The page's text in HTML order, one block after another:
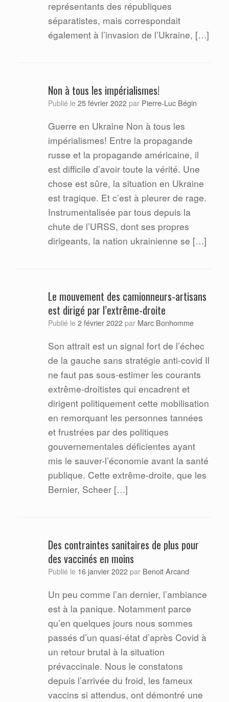
représentants des républiques
séparatistes, mais correspondait
également à l’invasion de l’Ukraine, […]
Non à tous les impérialismes!
Publié le 25 février 2022 par Pierre-Luc Bégin
Guerre en Ukraine Non à tous les
impérialismes! Entre la propagande
russe et la propagande américaine, il
est difficile d’avoir toute la vérité. Une
chose est sûre, la situation en Ukraine
est tragique. Et c’est à pleurer de rage.
Instrumentalisée par tous depuis la
chute de l’URSS, dont ses propres
dirigeants, la nation ukrainienne se […]
Le mouvement des camionneurs-artisans
est dirigé par l’extrême-droite
Publié le 2 février 2022 par Marc Bonhomme
Son attrait est un signal fort de l’échec
de la gauche sans stratégie anti-covid Il
ne faut pas sous-estimer les courants
extrême-droitistes qui encadrent et
dirigent politiquement cette mobilisation
en remorquant les personnes tannées
et frustrées par des politiques
gouvernementales déficientes ayant
mis le sauver-l’économie avant la santé
publique. Cette extrême-droite, que les
Bernier, Scheer […]
Des contraintes sanitaires de plus pour
des vaccinés en moins
Publié le 16 janvier 2022 par Benoit Arcand
Un peu comme l’an dernier, l’ambiance
est à la panique. Notamment parce
qu’en quelques jours nous sommes
passés d’un quasi-état d’après Covid à
un retour brutal à la situation
prévaccinale. Nous le constatons
depuis l’arrivée du froid, les fameux
vaccins si attendus, ont démontré une